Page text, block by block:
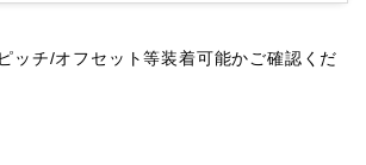
ッチ/オフセット等装着可能かご確認くだ